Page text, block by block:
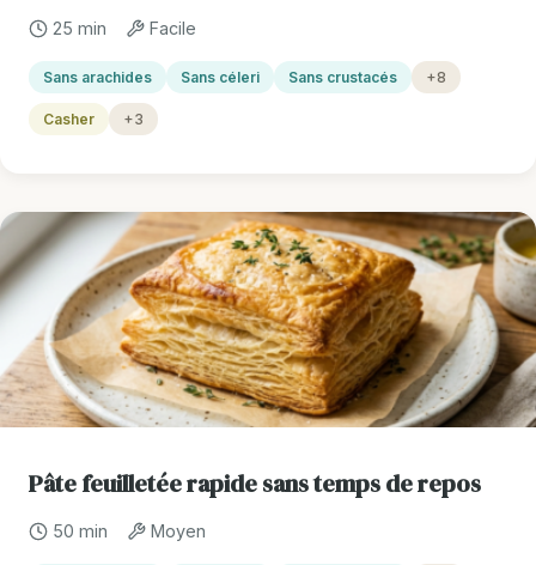
25 min Facile
Sans arachides Sans céleri Sans crustacés +8
Casher +3
Pâte feuilletée rapide sans temps de repos
50 min Moyen